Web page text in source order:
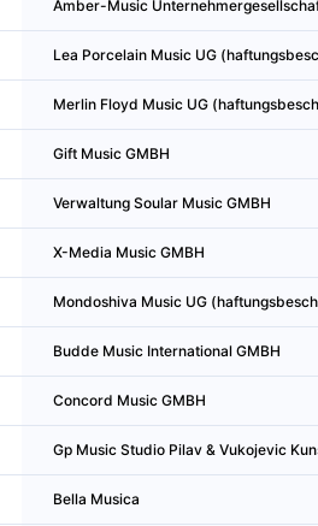
Amber-Music
Lea Porcelain Music UG
Merlin Floyd Music UG
Gift Music GMBH
Verwaltung Soular Music GMBH
X-Media Music GMBH
Mondoshiva Music UG
Budde Music International GMBH
Concord Music GMBH
Gp Music Studio Pilav & Vukojevic
Bella Musica